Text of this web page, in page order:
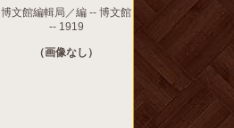
博文館編輯局／編 -- 博文館
-- 1919
（画像なし）